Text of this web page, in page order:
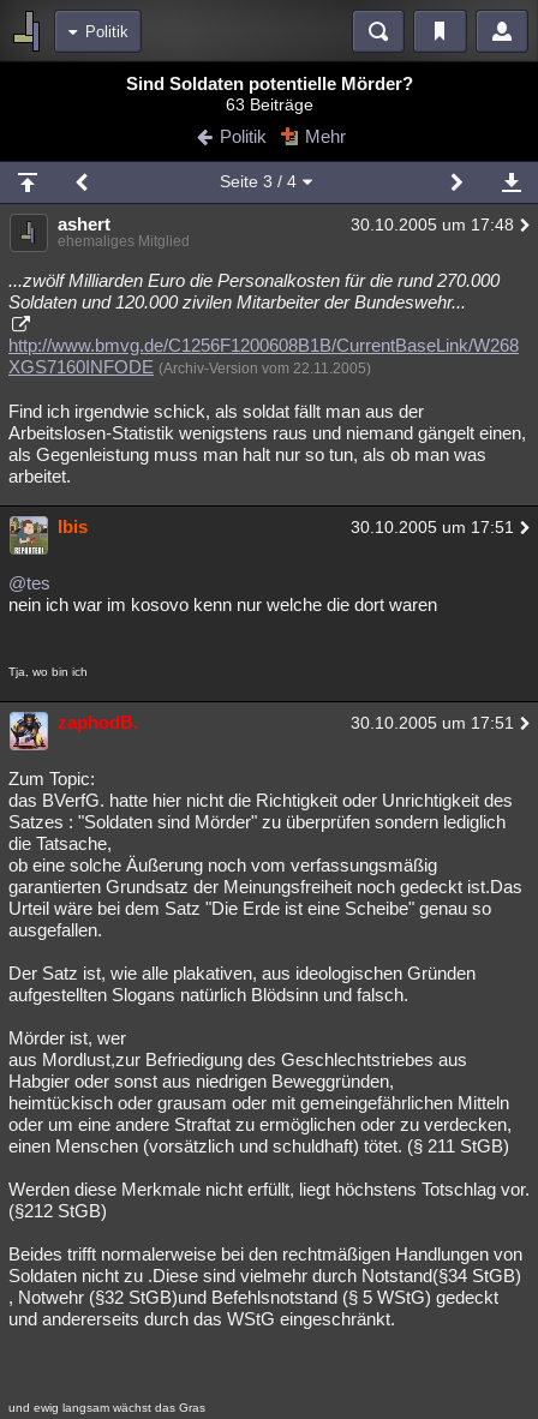
Politik
Blogs
Chat Wiki Neuigkeiten
meine Rubriken
Menschen Mystery Kriminalfälle
Spiritualität Verschwörungen Technologie Ufologie
Natur
weitere Rubriken
Astronomie Helpdesk Gruppen Gaming Filme
Übersichten
Lesenswert Schlüsselwörter
Sind Soldaten potentielle Mörder?
63 Beiträge
Politik Mehr
Seite 3 / 4
ashert 30.10.2005 um 17:48
ehemaliges Mitglied
...zwölf Milliarden Euro die Personalkosten für die rund 270.000
Soldaten und 120.000 zivilen Mitarbeiter der Bundeswehr...
http://www.bmvg.de/C1256F1200608B1B/CurrentBaseLink/W268
XGS7160INFODE (Archiv-Version vom 22.11.2005)
Find ich irgendwie schick, als soldat fällt man aus der
Arbeitslosen-Statistik wenigstens raus und niemand gängelt einen,
als Gegenleistung muss man halt nur so tun, als ob man was
arbeitet.
Ibis 30.10.2005 um 17:51
@tes
nein ich war im kosovo kenn nur welche die dort waren
Tja, wo bin ich
zaphodB. 30.10.2005 um 17:51
Zum Topic:
das BVerfG. hatte hier nicht die Richtigkeit oder Unrichtigkeit des
Satzes : "Soldaten sind Mörder" zu überprüfen sondern lediglich
die Tatsache,
ob eine solche Äußerung noch vom verfassungsmäßig
garantierten Grundsatz der Meinungsfreiheit noch gedeckt ist.Das
Urteil wäre bei dem Satz "Die Erde ist eine Scheibe" genau so
ausgefallen.
Der Satz ist, wie alle plakativen, aus ideologischen Gründen
aufgestellten Slogans natürlich Blödsinn und falsch.
Mörder ist, wer
aus Mordlust,zur Befriedigung des Geschlechtstriebes aus
Habgier oder sonst aus niedrigen Beweggründen,
heimtückisch oder grausam oder mit gemeingefährlichen Mitteln
oder um eine andere Straftat zu ermöglichen oder zu verdecken,
einen Menschen (vorsätzlich und schuldhaft) tötet. (§ 211 StGB)
Werden diese Merkmale nicht erfüllt, liegt höchstens Totschlag vor.
(§212 StGB)
Beides trifft normalerweise bei den rechtmäßigen Handlungen von
Soldaten nicht zu .Diese sind vielmehr durch Notstand(§34 StGB)
, Notwehr (§32 StGB)und Befehlsnotstand (§ 5 WStG) gedeckt
und andererseits durch das WStG eingeschränkt.
und ewig langsam wächst das Gras